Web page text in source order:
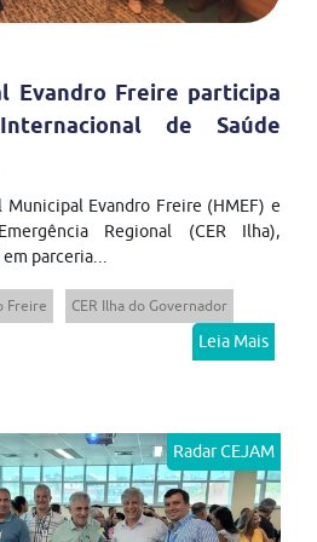
Evandro Freire participa
de Saúde
Evandro Freire (HMEF) e
Regional (CER Ilha),
parceria...
Freire
CER Ilha do Governador
Leia Mais
Radar CEJAM